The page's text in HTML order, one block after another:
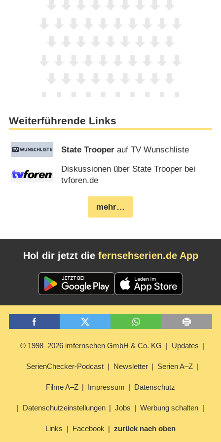
Weiterführende Links
State Trooper auf TV Wunschliste
Diskussionen über State Trooper bei
tvforen.de
mehr…
Hol dir jetzt die fernsehserien.de App
© 1998–2026 imfernsehen GmbH & Co. KG Updates
SerienChecker-Podcast Newsletter Serien A–Z
Filme A–Z Impressum Datenschutz
Datenschutzeinstellungen Jobs Werbung schalten
Links Facebook zurück nach oben